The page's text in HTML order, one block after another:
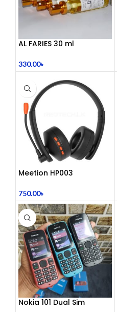
AL FARIES 30 ml
330.00৳
Meetion HP003
Noise Cancelling Mic –
Comfortable Office Call
Center Headphones |
Dual 3.5mm Jack | Soft
Ear Cushion | Durable
Wired Headset for
Laptop & PC
750.00৳
Nokia 101 Dual Sim